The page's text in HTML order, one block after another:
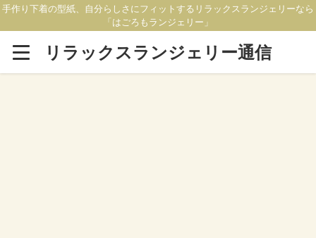
手作り下着の型紙、自分らしさにフィットするリラックスランジェリーなら
「はごろもランジェリー」
リラックスランジェリー通信